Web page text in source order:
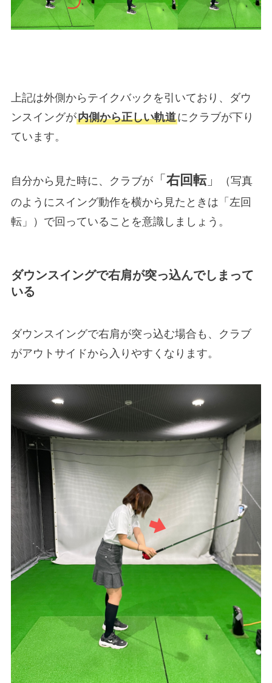
上記は外側からテイクバックを引いており、ダウ
ンスイングが内側から正しい軌道にクラブが下り
ています。
自分から見た時に、クラブが「 右回転」
（写真
のようにスイング動作を横から見たときは「左回
転」）で回っていることを意識しましょう。
ダウンスイングで右肩が突っ込んでしまって
いる
ダウンスイングで右肩が突っ込む場合も、クラブ
がアウトサイドから入りやすくなります。